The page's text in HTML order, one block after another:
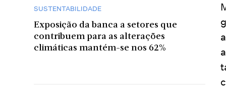
SUSTENTABILIDADE
Exposição da banca a setores que
contribuem para as alterações
climáticas mantém-se nos 62%